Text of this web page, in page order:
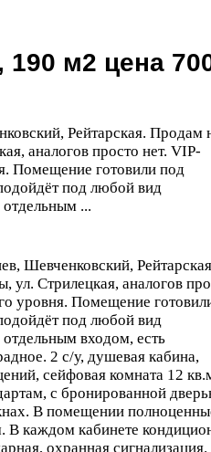
м2 цена
Рейтарская. Продам
аналогов просто нет. VIP-
Помещение готовили под
под любой вид
...
Шевченковский,
ул. Стрилецкая, аналогов
уровня. Помещение
под любой вид
входом, есть
2 с/у, душевая кабина,
сейфовая комната 12
с бронированной
В помещении
В каждом кабинете
охранная сигнализация.